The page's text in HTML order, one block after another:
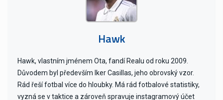
Hawk
Hawk, vlastním jménem Ota, fandí Realu od roku 2009.
Důvodem byl především Iker Casillas, jeho obrovský vzor.
Rád řeší fotbal více do hloubky. Má rád fotbalové statistiky,
vyzná se v taktice a zároveň spravuje instagramový účet